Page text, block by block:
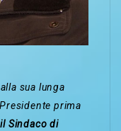
sua lunga
prima
Sindaco di